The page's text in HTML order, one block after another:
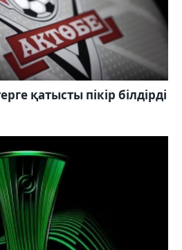
қатысты пікір білдірді